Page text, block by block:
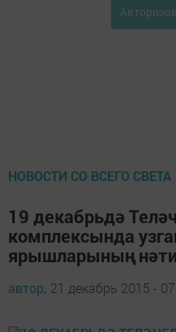
НОВОСТИ СО ВСЕГО СВЕТА
19 декабрьдә
комплексында
ярышларының
автор, 21 декабрь 2015 -